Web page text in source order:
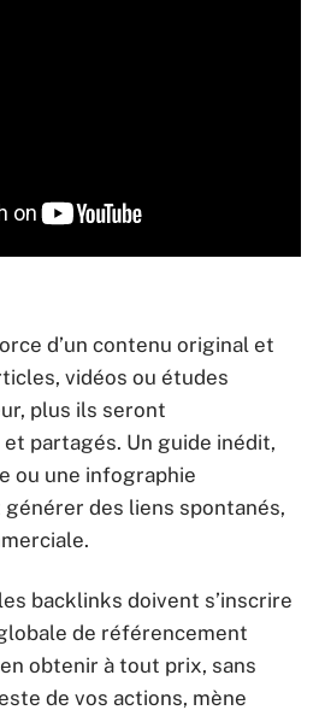
d’un contenu original et
vidéos ou études
plus ils seront
partagés. Un guide inédit,
ou une infographie
des liens spontanés,
backlinks doivent s’inscrire
de référencement
obtenir à tout prix, sans
de vos actions, mène